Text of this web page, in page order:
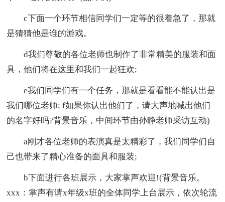
c下面一个环节相信同学们一定等的很着急了，那就
是猜猜他是谁的游戏。
d我们尊敬的各位老师也制作了非常精美的服装和面
具，他们将在这里和我们一起狂欢;
e我们同学们有一个任务，那就是看看能不能认出是
我们哪位老师; f如果你认出他们了，请大声地喊出他们
的名字好吗?背景音乐，中间环节由孙静老师采访互动)
a刚才各位老师的表演真是太精彩了，我们同学们自
己也带来了精心准备的面具和服装;
b下面进行各班展示，大家掌声欢迎!(背景音乐。
xxx：掌声有请x年级x班的全体同学上台展示，依次轮流